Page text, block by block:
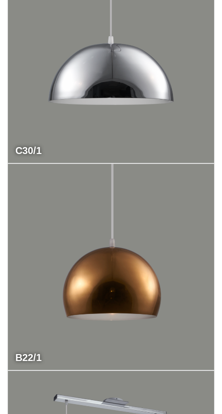
C30/1
B22/1